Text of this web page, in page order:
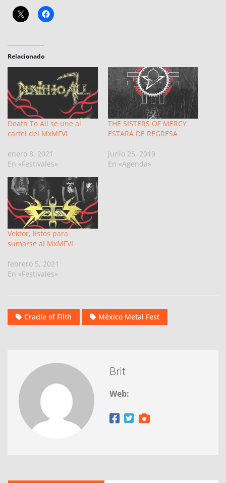
Relacionado
Death To All se une al
cartel del MxMFVI
enero 8, 2021
En «Festivales»
THE SISTERS OF MERCY
ESTARÁ DE REGRESA
junio 25, 2019
En «Agenda»
Vektor, listos para
sumarse al MxMFVI
febrero 5, 2021
En «Festivales»
Cradle of Filth México Metal Fest
Brit
Web: